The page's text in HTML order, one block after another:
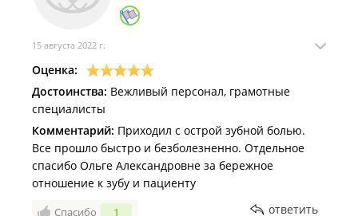
15 августа 2022 г.
Оценка:
Достоинства: Вежливый персонал, грамотные
специалисты
Комментарий: Приходил с острой зубной болью.
Все прошло быстро и безболезненно. Отдельное
спасибо Ольге Александровне за бережное
отношение к зубу и пациенту
Спасибо 1 ответить